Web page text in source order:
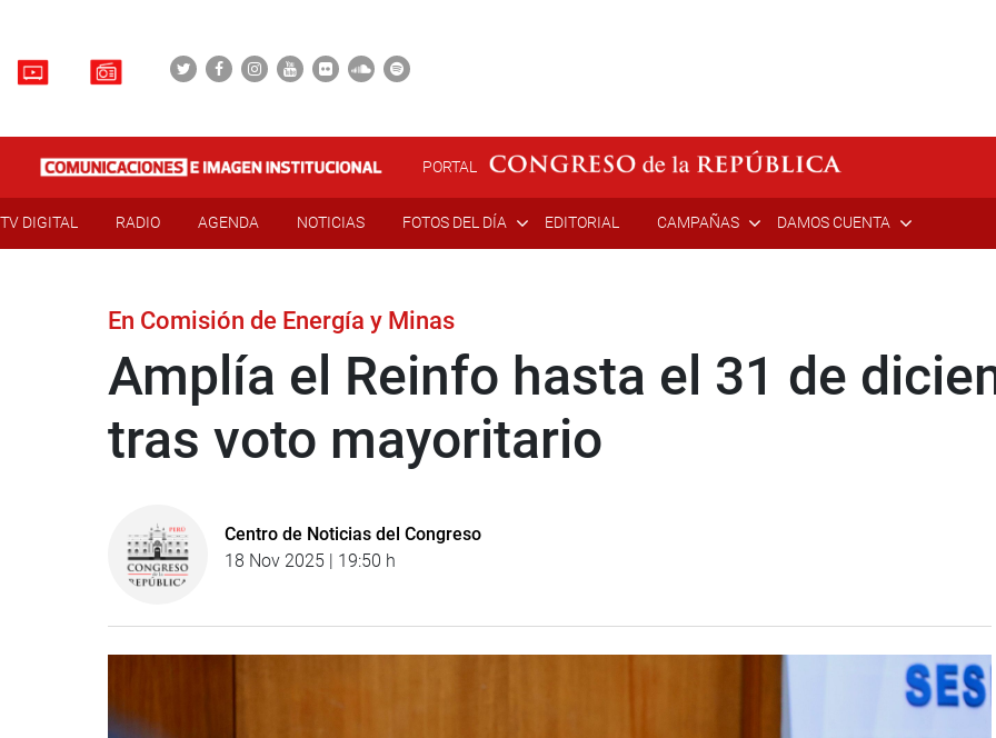
PORTAL
TV DIGITAL RADIO AGENDA NOTICIAS FOTOS DEL DÍA EDITORIAL CAMPAÑAS DAMOS CUENTA
En Comisión de Energía y Minas
Amplía el Reinfo hasta el 31 de
tras voto mayoritario
Centro de Noticias del Congreso
18 Nov 2025 | 19:50 h